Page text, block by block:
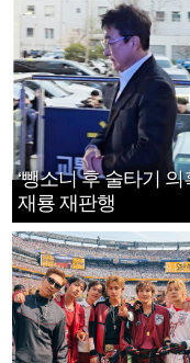
‘뺑소니 후 술타기 의
재룡 재판행